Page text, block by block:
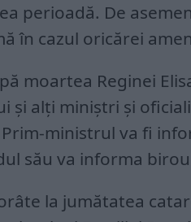
perioadă. De
în cazul oricărei
moartea Reginei
și alți miniștri și
ministrul va fi
său va informa
la jumătatea